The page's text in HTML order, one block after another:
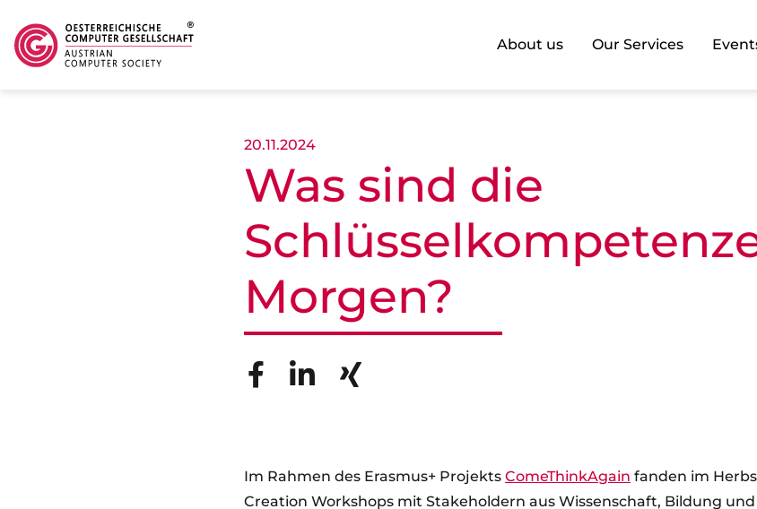
About us Our Services
20.11.2024
Was sind die
Morgen?
Im Rahmen des Erasmus+ Projekts ComeThinkAgain fanden im
Creation Workshops mit Stakeholdern aus Wissenschaft, Bildung